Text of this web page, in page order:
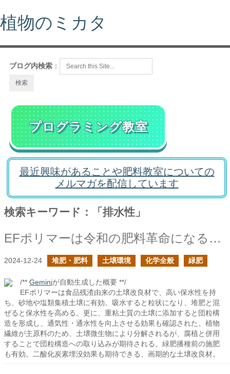
植物のミカタ
ブログ内検索 ：
プログラミング教室
最近興味があることや肥料教室についての
メルマガを配信しています
検索キーワード：「排水性」
EFポリマーは令和の肥料革命になるかもしれない
2024-12-24 堆肥・肥料 土壌環境 化学全般 緑肥
/** Geminiが自動生成した概要 **/
EFポリマーは食品残渣由来の土壌改良材で、高い保水性を持
ち、砂地や塩類集積土壌に有効。吸水すると粒状になり、堆肥と混
ぜると保水性を高める。更に、重粘土質の土壌に添加すると団粒構
造を形成し、通気性・通水性を向上させる効果も確認された。植物
繊維が主原料のため、土壌微生物により分解されるが、腐植と併用
することで団粒構造への取り込みが期待される。緑肥播種前の施肥
も有効。二酸化炭素埋没効果も期待できる、画期的な土壌改良材。